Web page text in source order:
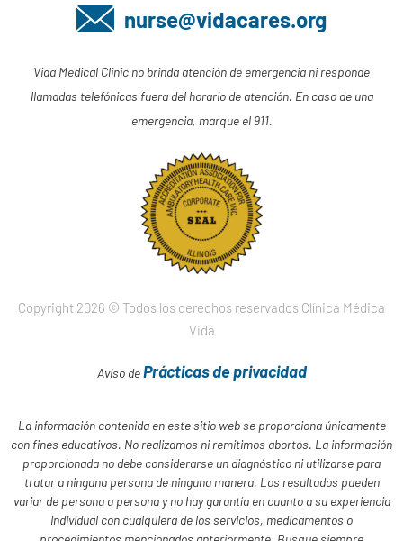
nurse@vidacares.org
Vida Medical Clinic no brinda atención de emergencia ni responde
llamadas telefónicas fuera del horario de atención. En caso de una
emergencia, marque el 911.
Copyright 2026 © Todos los derechos reservados Clínica Médica
Vida
Aviso dePrácticas de privacidad
La información contenida en este sitio web se proporciona únicamente
con fines educativos. No realizamos ni remitimos abortos. La información
proporcionada no debe considerarse un diagnóstico ni utilizarse para
tratar a ninguna persona de ninguna manera. Los resultados pueden
variar de persona a persona y no hay garantía en cuanto a su experiencia
individual con cualquiera de los servicios, medicamentos o